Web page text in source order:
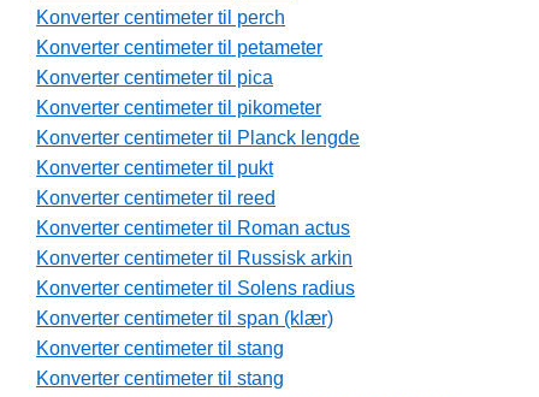
Konverter centimeter til perch
Konverter centimeter til petameter
Konverter centimeter til pica
Konverter centimeter til pikometer
Konverter centimeter til Planck lengde
Konverter centimeter til pukt
Konverter centimeter til reed
Konverter centimeter til Roman actus
Konverter centimeter til Russisk arkin
Konverter centimeter til Solens radius
Konverter centimeter til span (klær)
Konverter centimeter til stang
Konverter centimeter til stang